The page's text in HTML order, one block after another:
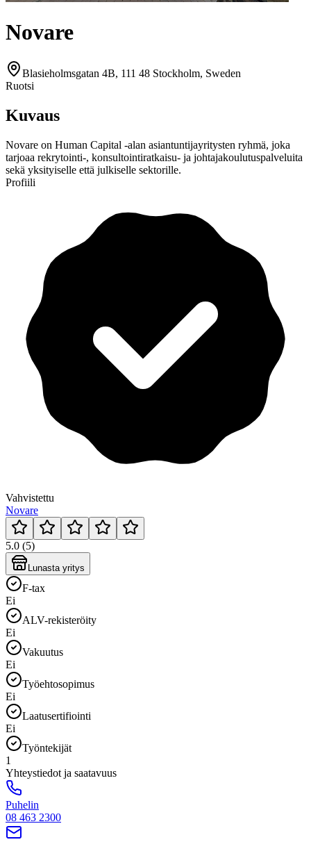
Novare
Blasieholmsgatan 4B, 111 48 Stockholm, Sweden
Ruotsi
Kuvaus
Novare on Human Capital -alan asiantuntijayritysten ryhmä, joka
tarjoaa rekrytointi-, konsultointiratkaisu- ja johtajakoulutuspalveluita
sekä yksityiselle että julkiselle sektorille.
Profiili
Vahvistettu
Novare
5.0 (5)
Lunasta yritys
F-tax
Ei
ALV-rekisteröity
Ei
Vakuutus
Ei
Työehtosopimus
Ei
Laatusertifiointi
Ei
Työntekijät
1
Yhteystiedot ja saatavuus
Puhelin
08 463 2300